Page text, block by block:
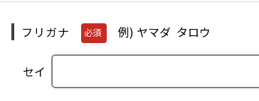
フリガナ 必須 例) ヤマダ タロウ
セイ